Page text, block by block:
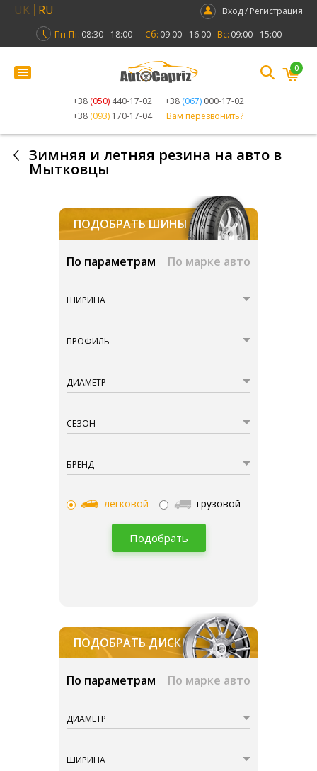
UK RU
Вход / Регистрация
Пн-Пт: 08:30 - 18:00 Сб: 09:00 - 16:00 Вс: 09:00 - 15:00
+38 (050) 440-17-02 +38 (067) 000-17-02
+38 (093) 170-17-04 Вам перезвонить?
0
Зимняя и летняя резина на авто в
Мытковцы
ПОДОБРАТЬ ШИНЫ
По параметрам По марке авто
ШИРИНА
ПРОФИЛЬ
ДИАМЕТР
СЕЗОН
БРЕНД
легковой грузовой
Подобрать
ПОДОБРАТЬ ДИСКИ
По параметрам По марке авто
ДИАМЕТР
ШИРИНА